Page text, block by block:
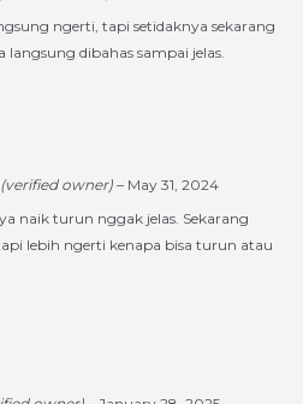
ngerti, tapi setidaknya sekarang
dibahas sampai jelas.
(verified owner) – May 31, 2024
naik turun nggak jelas. Sekarang
lebih ngerti kenapa bisa turun atau